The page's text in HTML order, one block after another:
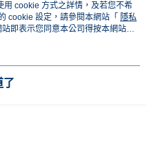
cookie 方式之詳情，及若您不希
cookie 設定，請參閱本網站「 隱私
即表示您同意本公司得按本網站使
了